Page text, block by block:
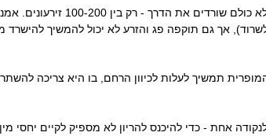
לשם מגיעה כמות כבר הרבה
אך גם תוקפה פג והזרע לא יכול להמשיך
תמשיך לעלות לכיוון הרחם, בו היא צריכה
אחת - כדי להיכנס להריון לא מספיק לקיים